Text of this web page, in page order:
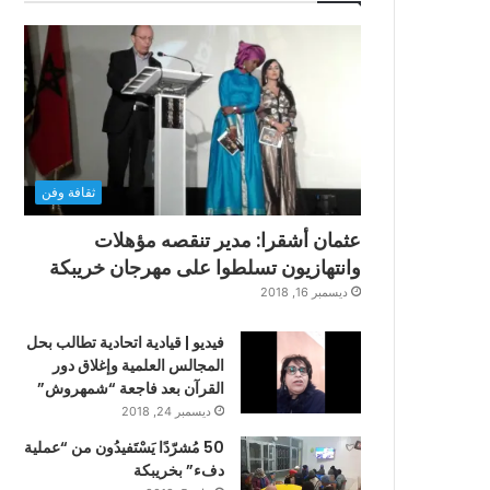
ثقافة وفن
عثمان أشقرا: مدير تنقصه مؤهلات
وانتهازيون تسلطوا على مهرجان خريبكة
ديسمبر 16, 2018
فيديو | قيادية اتحادية تطالب بحل
المجالس العلمية وإغلاق دور
القرآن بعد فاجعة “شمهروش”
ديسمبر 24, 2018
50 مُشرّدًا يَسْتَفيدُون من “عملية
دفء” بخريبكة